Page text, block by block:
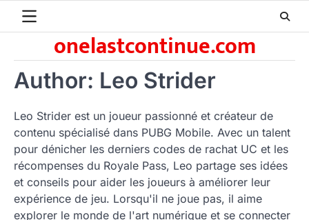
onelastcontinue.com
Author: Leo Strider
Leo Strider est un joueur passionné et créateur de
contenu spécialisé dans PUBG Mobile. Avec un talent
pour dénicher les derniers codes de rachat UC et les
récompenses du Royale Pass, Leo partage ses idées
et conseils pour aider les joueurs à améliorer leur
expérience de jeu. Lorsqu'il ne joue pas, il aime
explorer le monde de l'art numérique et se connecter